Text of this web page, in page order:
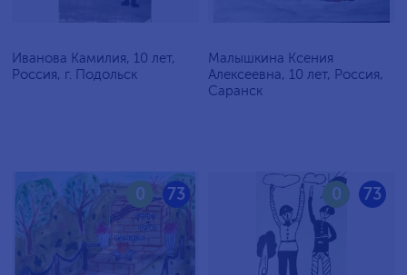
Иванова Камилия, 10 лет,
Россия, г. Подольск
Малышкина Ксения
Алексеевна, 10 лет, Россия,
Саранск
73
0 73
0